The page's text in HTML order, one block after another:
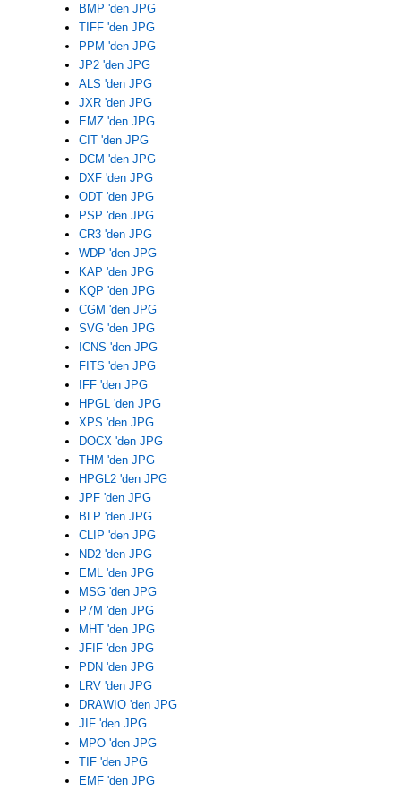
BMP 'den JPG
TIFF 'den JPG
PPM 'den JPG
JP2 'den JPG
ALS 'den JPG
JXR 'den JPG
EMZ 'den JPG
CIT 'den JPG
DCM 'den JPG
DXF 'den JPG
ODT 'den JPG
PSP 'den JPG
CR3 'den JPG
WDP 'den JPG
KAP 'den JPG
KQP 'den JPG
CGM 'den JPG
SVG 'den JPG
ICNS 'den JPG
FITS 'den JPG
IFF 'den JPG
HPGL 'den JPG
XPS 'den JPG
DOCX 'den JPG
THM 'den JPG
HPGL2 'den JPG
JPF 'den JPG
BLP 'den JPG
CLIP 'den JPG
ND2 'den JPG
EML 'den JPG
MSG 'den JPG
P7M 'den JPG
MHT 'den JPG
JFIF 'den JPG
PDN 'den JPG
LRV 'den JPG
DRAWIO 'den JPG
JIF 'den JPG
MPO 'den JPG
TIF 'den JPG
EMF 'den JPG